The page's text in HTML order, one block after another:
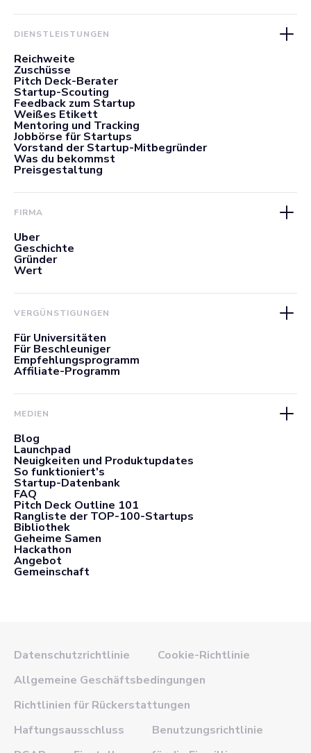
DIENSTLEISTUNGEN
Reichweite
Zuschüsse
Pitch Deck-Berater
Startup-Scouting
Feedback zum Startup
Weißes Etikett
Mentoring und Tracking
Jobbörse für Startups
Vorstand der Startup-Mitbegründer
Was du bekommst
Preisgestaltung
FIRMA
Über
Geschichte
Gründer
Wert
VERGÜNSTIGUNGEN
Für Universitäten
Für Beschleuniger
Empfehlungsprogramm
Affiliate-Programm
MEDIEN
Blog
Launchpad
Neuigkeiten und Produktupdates
So funktioniert's
Startup-Datenbank
FAQ
Pitch Deck Outline 101
Rangliste der TOP-100-Startups
Bibliothek
Geheime Samen
Hackathon
Angebot
Gemeinschaft
Datenschutzrichtlinie
Cookie-Richtlinie
Allgemeine Geschäftsbedingungen
Richtlinien für Rückerstattungen
Haftungsausschluss
Benutzungsrichtlinie